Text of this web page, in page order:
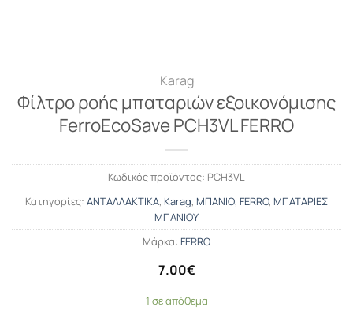
Karag
Φίλτρο ροής μπαταριών εξοικονόμισης
FerroEcoSave PCH3VL FERRO
Κωδικός προϊόντος: PCH3VL
Κατηγορίες: ΑΝΤΑΛΛΑΚΤΙΚΑ, Karag, ΜΠΑΝΙΟ, FERRO, ΜΠΑΤΑΡΙΕΣ
ΜΠΑΝΙΟΥ
Μάρκα: FERRO
7.00€
1 σε απόθεμα